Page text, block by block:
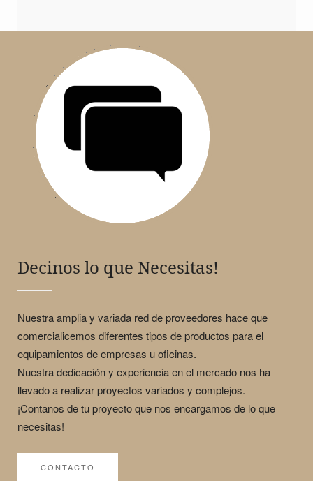
Decinos lo que Necesitas!
Nuestra amplia y variada red de proveedores hace que
comercialicemos diferentes tipos de productos para el
equipamientos de empresas u oficinas.
Nuestra dedicación y experiencia en el mercado nos ha
llevado a realizar proyectos variados y complejos.
¡Contanos de tu proyecto que nos encargamos de lo que
necesitas!
CONTACTO